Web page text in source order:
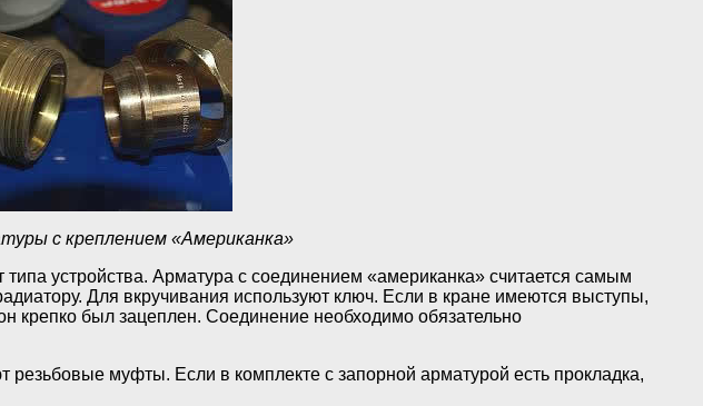
с креплением «Американка»
устройства. Арматура с соединением «американка» считается самым
Для вкручивания используют ключ. Если в кране имеются выступы,
крепко был зацеплен. Соединение необходимо обязательно
муфты. Если в комплекте с запорной арматурой есть прокладка,